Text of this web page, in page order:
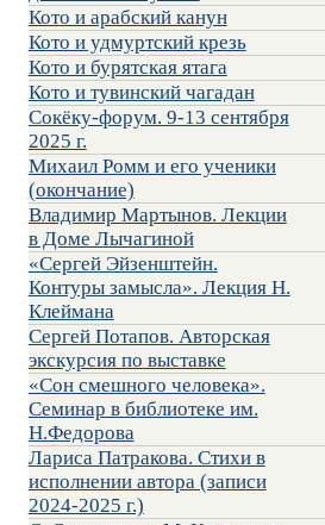
Кото и арабский канун
Кото и удмуртский крезь
Кото и бурятская ятага
Кото и тувинский чагадан
Сокёку-форум. 9-13 сентября
2025 г.
Михаил Ромм и его ученики
(окончание)
Владимир Мартынов. Лекции
в Доме Лычагиной
«Сергей Эйзенштейн.
Контуры замысла». Лекция Н.
Клеймана
Сергей Потапов. Авторская
экскурсия по выставке
«Сон смешного человека».
Семинар в библиотеке им.
Н.Федорова
Лариса Патракова. Стихи в
исполнении автора (записи
2024-2025 г.)